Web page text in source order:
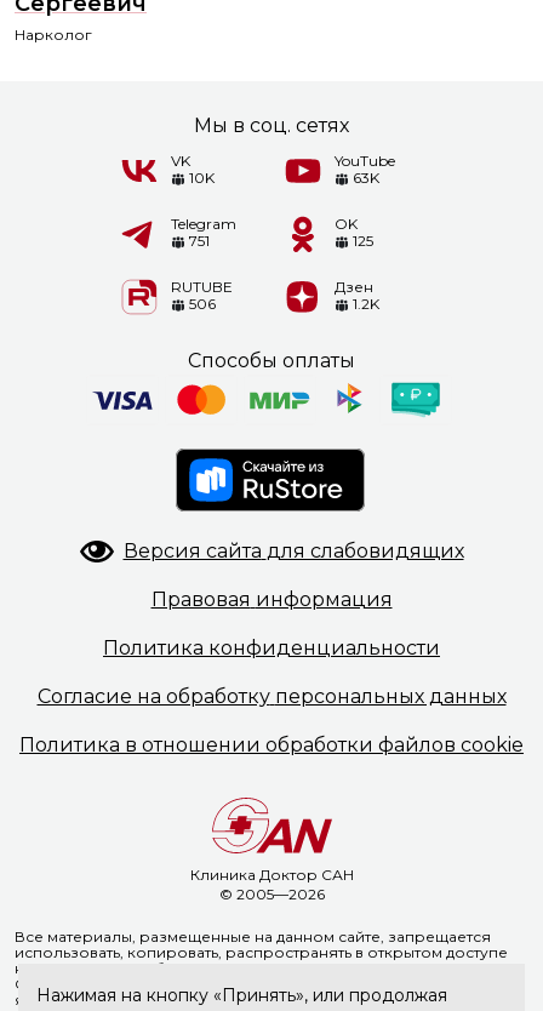
Нарколог
Клиника Доктор САН
© 2005—2026
Мы в соц. сетях
VK
10K
YouTube
63K
Telegram
751
OK
125
RUTUBE
506
Дзен
1.2K
Способы оплаты
Версия сайта для слабовидящих
Правовая информация
Политика конфиденциальности
Согласие на обработку персональных данных
Политика в отношении обработки файлов cookie
Все материалы, размещенные на данном сайте, запрещается
использовать, копировать, распространять в открытом доступе
на иных ресурсах без предварительного письменного согласия
ООО «Доктор Сан». Указание ссылки на источник информации
является обязательным.
Нажимая на кнопку «Принять», или продолжая